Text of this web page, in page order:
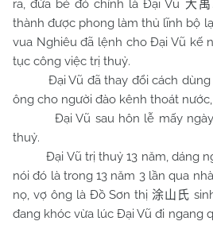
ra, đứa bé đó chính là Đại Vũ 大禹
thành được phong làm thủ lĩnh bộ
vua Nghiêu đã lệnh cho Đại Vũ kế
tục công việc trị thuỷ.
Đại Vũ đã thay đổi cách dùng
ông cho người đào kênh thoát
Đại Vũ sau hôn lễ mấy ngày
thuỷ.
Đại Vũ trị thuỷ 13 năm, dáng
nói đó là trong 13 năm 3 lần qua
nọ, vợ ông là Đồ Sơn thị涂山氏
đang khóc vừa lúc Đại Vũ đi ngang